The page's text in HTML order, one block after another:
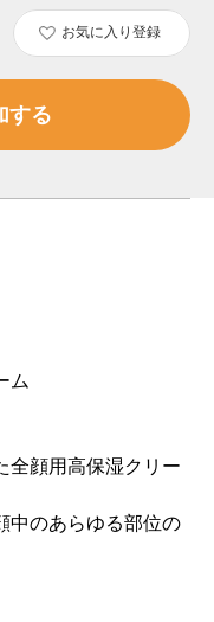
お気に入り登録
ム
全顔用高保湿クリー
のあらゆる部位の